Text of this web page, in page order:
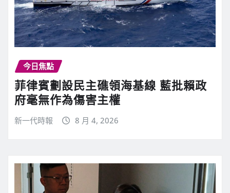
今日焦點
菲律賓劃設民主礁領海基線 藍批賴政
府毫無作為傷害主權
新一代時報 8 月 4, 2026